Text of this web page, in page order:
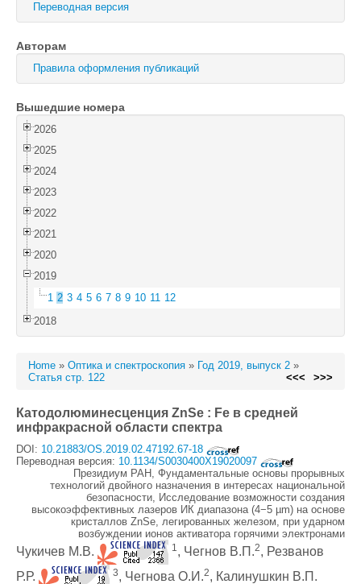
Физика и техника полупроводников
Оптика и спектроскопия
Поиск
Войти
Переводная версия
Авторам
Правила оформления публикаций
Вышедшие номера
2026
2025
2024
2023
2022
2021
2020
2019
1 2 3 4 5 6 7 8 9 10 11 12
2018
Home » Оптика и спектроскопия » Год 2019, выпуск 2 »
Статья стр. 122
<<< >>>
Катодолюминесценция ZnSe : Fe в средней
инфракрасной области спектра
DOI: 10.21883/OS.2019.02.47192.67-18
Переводная версия: 10.1134/S0030400X19020097
Президиум РАН, Фундаментальные основы прорывных
технологий двойного назначения в интересах национальной
безопасности, Исследование возможности создания
высокоэффективных лазеров ИК диапазона (4−5 µm) на основе
кристаллов ZnSe, легированных железом, при ударном
возбуждении ионов активатора горячими электронами
Чукичев М.В. 1 , Чегнов В.П.2, Резванов
Р.Р.
3, Чегнова О.И.2, Калинушкин В.П.